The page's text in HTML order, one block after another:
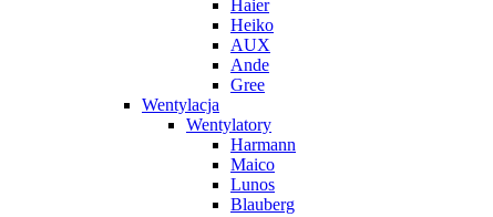
Haier
Heiko
AUX
Ande
Gree
Wentylacja
Wentylatory
Harmann
Maico
Lunos
Blauberg